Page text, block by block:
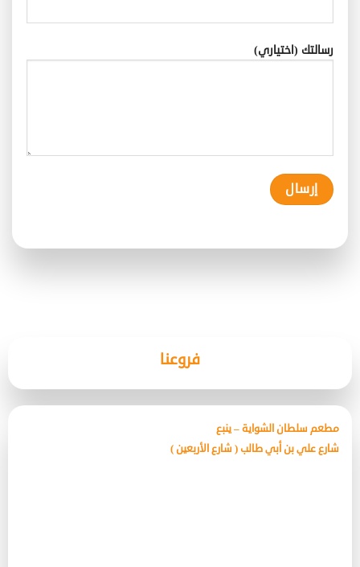
رسالتك (اختياري)
فروعنا
مطعم سلطان الشواية – ينبع
شارع علي بن أبي طالب ( شارع الأربعين )